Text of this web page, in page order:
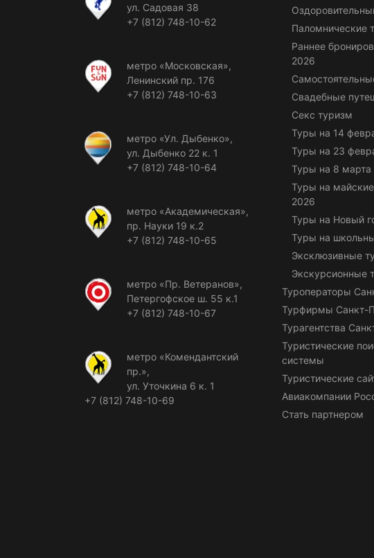
ул. Садовая 38
+7 (812) 748-10-62
метро «Московская»,
Ленинский пр. 176
+7 (812) 748-10-63
метро «Ул. Дыбенко»,
ул. Дыбенко 22 к. 1
+7 (812) 748-10-64
метро «Академическая»,
пр. Науки 19 к.2
+7 (812) 748-10-65
метро «Пр. Ветеранов»,
Петергофское ш. 55 к.1
+7 (812) 748-10-67
метро «Комендантский
пр.»,
ул. Уточкина 6 к. 1
+7 (812) 748-10-69
Паломнические
Раннее
2026
Свадебные
Секс туризм
Туры на 14
Туры на 23
Туры на 8 марта
Туры на
2026
Туры на Новый
Туры на
Эксклюзивные
Экскурсионные
Туроператоры
Турфирмы Санкт-
Турагентства
Туристические
системы
Туристические
Авиакомпании
Стать партнером